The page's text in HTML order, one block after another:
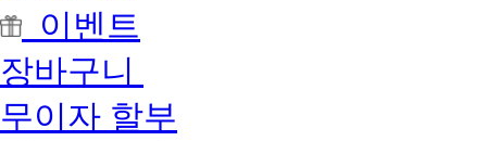
이벤트
장바구니
무이자 할부